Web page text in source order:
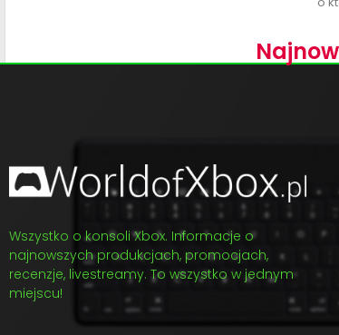
Wszystko o konsoli Xbox. Informacje o
najnowszych produkcjach, promocjach,
recenzje, livestreamy. To wszystko w jednym
miejscu!